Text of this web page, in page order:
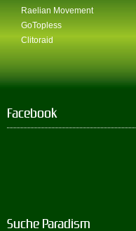
Raelian Movement
GoTopless
Clitoraid
Facebook
Suche Paradism